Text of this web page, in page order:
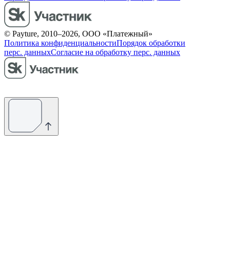
© Payture, 2010–2026, ООО «Платежный»
Политика конфиденциальностиПорядок обработки
перс. данныхСогласие на обработку перс. данных